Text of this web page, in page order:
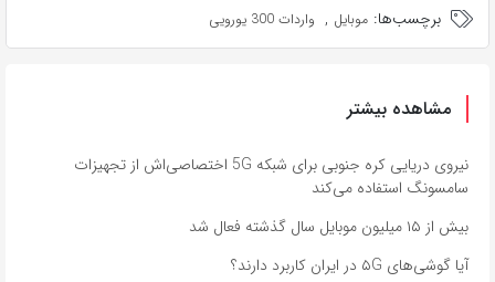
برچسب‌ها: موبایل , واردات 300 یورویی
مشاهده بیشتر
نیروی دریایی کره‌ جنوبی برای شبکه 5G اختصاصی‌اش از تجهیزات
سامسونگ استفاده می‌کند
بیش از ۱۵ میلیون موبایل سال گذشته فعال شد
آیا گوشی‌های ۵G در ایران کاربرد دارند؟